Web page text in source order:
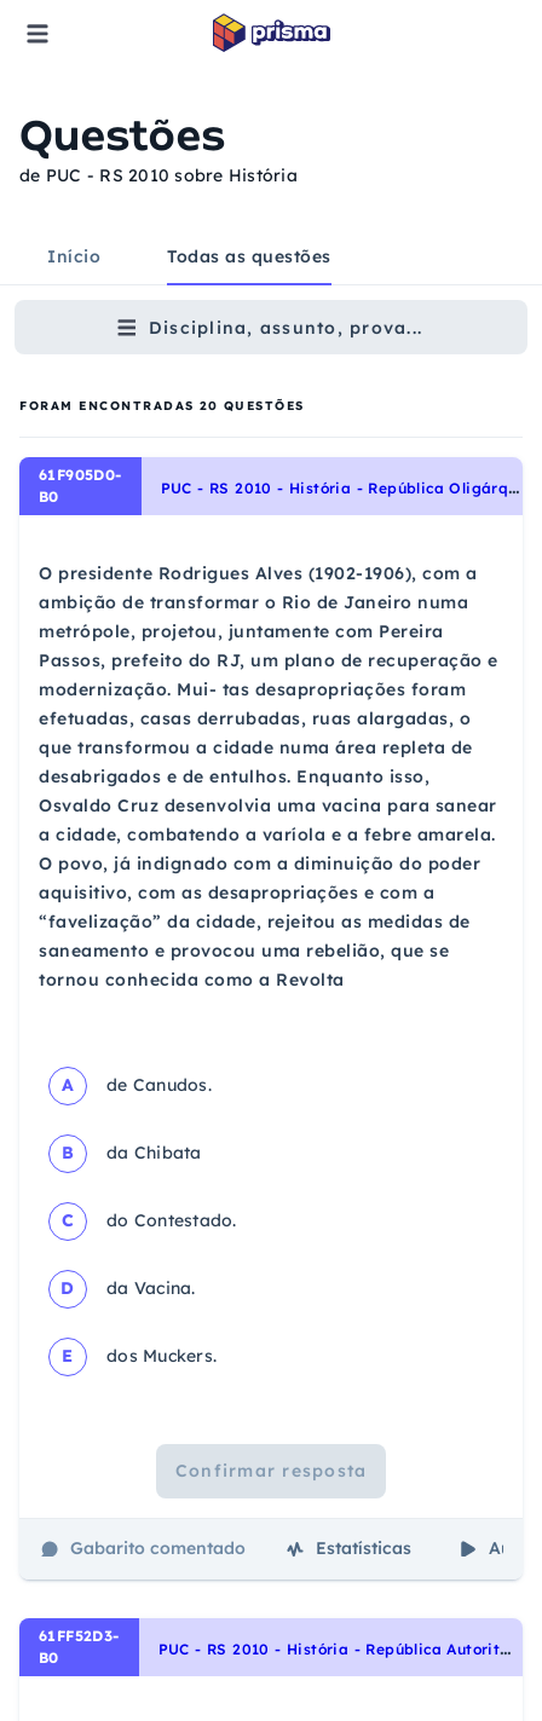
Questões
de PUC - RS 2010 sobre História
Início Todas as questões
Disciplina, assunto, prova...
FORAM ENCONTRADAS 20 QUESTÕES
61F905D0-
B0
P
UC - RS 2010 - História - República Oligárquica - 1889 a 1930, História do Brasil
O presidente Rodrigues Alves (1902-1906), com a
ambição de transformar o Rio de Janeiro numa
metrópole, projetou, juntamente com Pereira
Passos, prefeito do RJ, um plano de recuperação e
modernização. Mui- tas desapropriações foram
efetuadas, casas derrubadas, ruas alargadas, o
que transformou a cidade numa área repleta de
desabrigados e de entulhos. Enquanto isso,
Osvaldo Cruz desenvolvia uma vacina para sanear
a cidade, combatendo a varíola e a febre amarela.
O povo, já indignado com a diminuição do poder
aquisitivo, com as desapropriações e com a
“favelização” da cidade, rejeitou as medidas de
saneamento e provocou uma rebelião, que se
tornou conhecida como a Revolta
A de Canudos.
B da Chibata
C do Contestado.
D da Vacina.
E dos Muckers.
Confirmar resposta
Gabarito comentado Estatísticas Aulas
61FF52D3-
B0
P
UC - RS 2010 - História - República Autoritária : 1964- 1984, História do Brasil